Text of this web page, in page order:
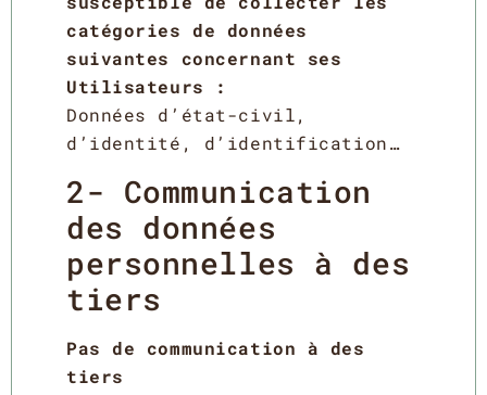
catégories de données
suivantes concernant ses
Utilisateurs :
Données d’état-civil,
d’identité, d’identification…
2- Communication
des données
personnelles à des
tiers
Pas de communication à des
tiers